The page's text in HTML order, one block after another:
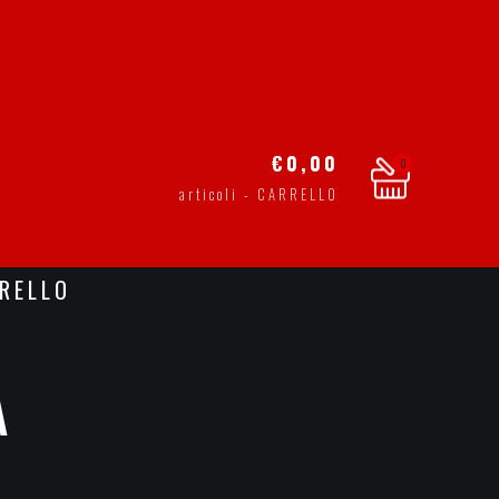
0
€0,00
articoli - CARRELLO